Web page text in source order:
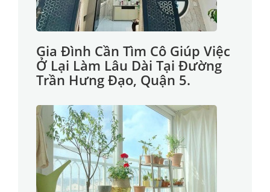
Gia Đình Cần Tìm Cô Giúp Việc
Ở Lại Làm Lâu Dài Tại Đường
Trần Hưng Đạo, Quận 5.